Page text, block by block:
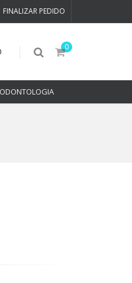
FINALIZAR PEDIDO
0
ODONTOLOGIA